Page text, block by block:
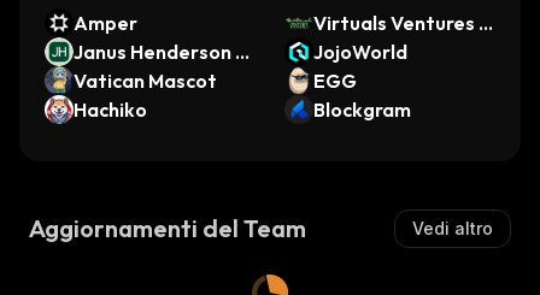
Amper
Virtuals Ventures b
y Virtuals
Janus Henderson A
AA CLO ETF (Ondo
Tokenized ETF)
JojoWorld
Vatican Mascot
EGG
Hachiko
Blockgram
Aggiornamenti del Team Vedi altro